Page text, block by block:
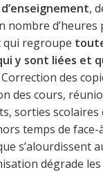
,
nombre d’heures
qui regroupe
y sont liées et
Correction des
des cours,
sorties scolaires
temps de face-
s’alourdissent
dégrade